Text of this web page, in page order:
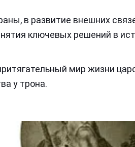
в развитие внешних
ключевых решений в
мир жизни
у трона.